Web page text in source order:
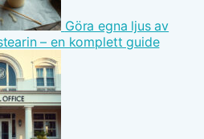
Göra egna ljus av
– en komplett guide